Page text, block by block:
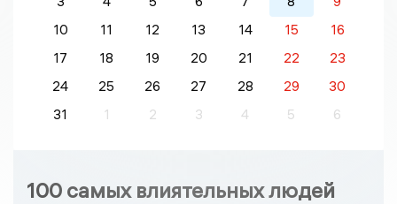
10
11 12 13 14 15
16
17
18 19 20 21 22
23
24
25 26 27 28 29
30
31
1 2 3 4 5 6
100 самых влиятельных людей